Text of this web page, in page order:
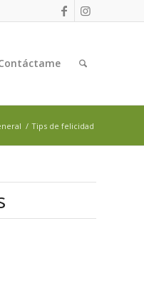
/ Tips de felicidad